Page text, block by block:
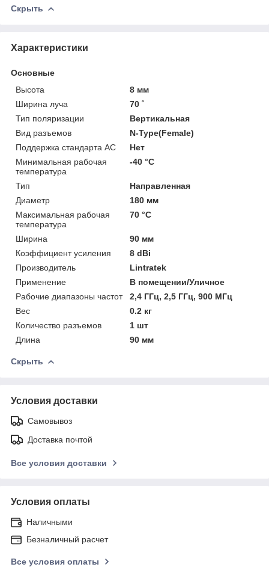
Скрыть
Характеристики
Основные
Высота
8 мм
Ширина луча
70 ˚
Тип поляризации
Вертикальная
Вид разъемов
N-Type(Female)
Поддержка стандарта АС
Нет
Минимальная рабочая
температура
-40 °С
Тип
Направленная
Диаметр
180 мм
Максимальная рабочая
температура
70 °С
Ширина
90 мм
Коэффициент усиления
8 dBi
Производитель
Lintratek
Применение
В помещении/Уличное
Рабочие диапазоны частот
2,4 ГГц, 2,5 ГГц, 900 МГц
Вес
0.2 кг
Количество разъемов
1 шт
Длина
90 мм
Скрыть
Условия доставки
Самовывоз
Доставка почтой
Все условия доставки
Условия оплаты
Наличными
Безналичный расчет
Все условия оплаты